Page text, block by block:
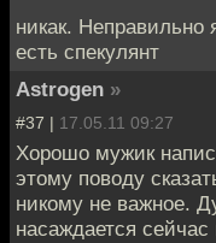
никак. Неправильно
есть спекулянт
Astrogen »
#37 | 17.05.11 09:27
Хорошо мужик
этому поводу
никому не важное.
насаждается сейчас